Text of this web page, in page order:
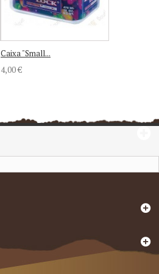
Caixa "Small...
4,00 €